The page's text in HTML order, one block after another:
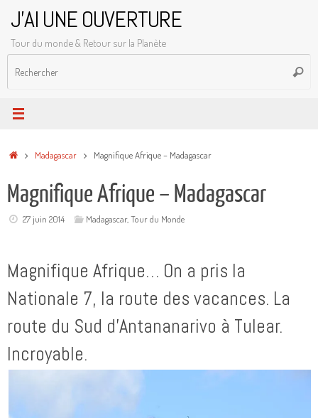
contenu
J'AI UNE OUVERTURE
Tour du monde & Retour sur la Planète
AccueilMadagascar Magnifique Afrique – Madagascar
Magnifique Afrique – Madagascar
27 juin 2014 Madagascar,Tour du Monde
Magnifique Afrique… On a pris la
Nationale 7, la route des vacances. La
route du Sud d’Antananarivo à Tulear.
Incroyable.